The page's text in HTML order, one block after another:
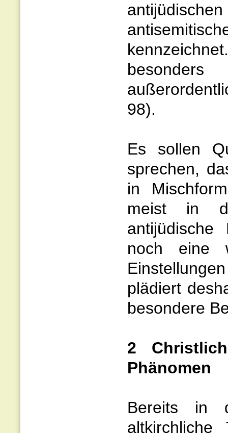
98).
Es sollen
sprechen,
in
meist in
noch eine
plädiert
besondere
2
Phänomen
Bereits in